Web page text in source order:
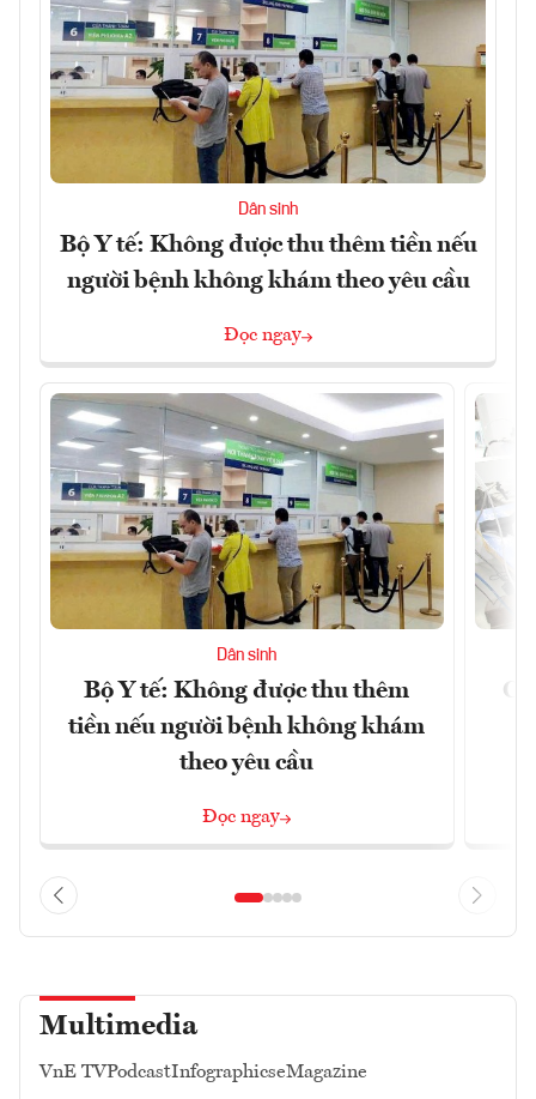
Dân sinh
Bộ Y tế: Không được thu thêm tiền nếu
người bệnh không khám theo yêu cầu
Đọc ngay
Dân sinh
Bộ Y tế: Không được thu thêm
tiền nếu người bệnh không khám
theo yêu cầu
Đọc ngay
Multimedia
VnE TVPodcastInfographicseMagazine